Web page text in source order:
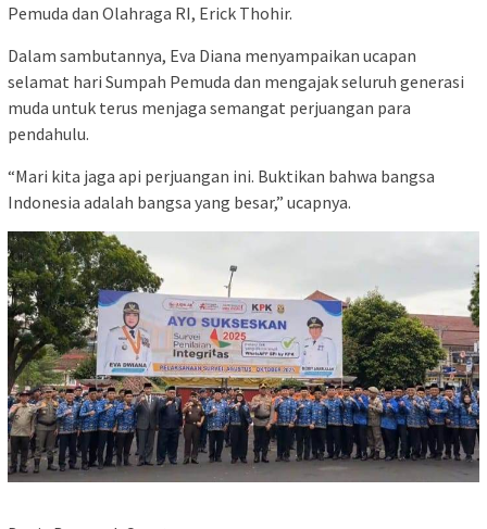
Pemuda dan Olahraga RI, Erick Thohir.
Dalam sambutannya, Eva Diana menyampaikan ucapan
selamat hari Sumpah Pemuda dan mengajak seluruh generasi
muda untuk terus menjaga semangat perjuangan para
pendahulu.
“Mari kita jaga api perjuangan ini. Buktikan bahwa bangsa
Indonesia adalah bangsa yang besar,” ucapnya.